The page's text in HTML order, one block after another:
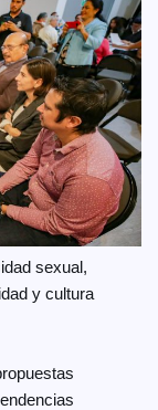
sexual,
y cultura